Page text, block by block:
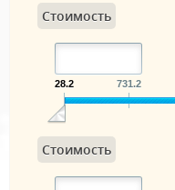
Стоимость
28.2 731.2
Стоимость